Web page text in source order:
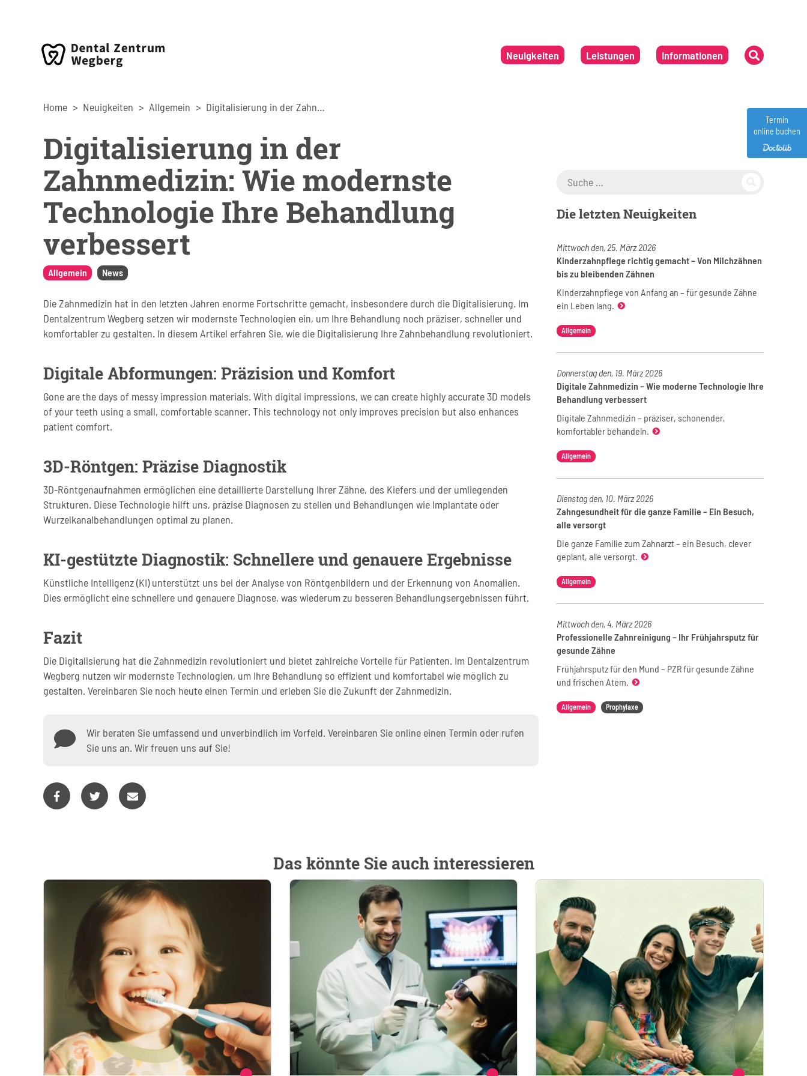
Neuigkeiten Leistungen Informationen
Home Neuigkeiten Allgemein Digitalisierung in der Zahnmedizin: Wie modernste Technologie Ihre Behandlung verbessert
Digitalisierung in der
Zahnmedizin: Wie modernste
Technologie Ihre Behandlung
verbessert
Allgemein News
Die Zahnmedizin hat in den letzten Jahren enorme Fortschritte gemacht, insbesondere durch die Digitalisierung. Im
Dentalzentrum Wegberg setzen wir modernste Technologien ein, um Ihre Behandlung noch präziser, schneller und
komfortabler zu gestalten. In diesem Artikel erfahren Sie, wie die Digitalisierung Ihre Zahnbehandlung revolutioniert.
Digitale Abformungen: Präzision und Komfort
Gone are the days of messy impression materials. With digital impressions, we can create highly accurate 3D models
of your teeth using a small, comfortable scanner. This technology not only improves precision but also enhances
patient comfort.
3D-Röntgen: Präzise Diagnostik
3D-Röntgenaufnahmen ermöglichen eine detaillierte Darstellung Ihrer Zähne, des Kiefers und der umliegenden
Strukturen. Diese Technologie hilft uns, präzise Diagnosen zu stellen und Behandlungen wie Implantate oder
Wurzelkanalbehandlungen optimal zu planen.
KI-gestützte Diagnostik: Schnellere und genauere Ergebnisse
Künstliche Intelligenz (KI) unterstützt uns bei der Analyse von Röntgenbildern und der Erkennung von Anomalien.
Dies ermöglicht eine schnellere und genauere Diagnose, was wiederum zu besseren Behandlungsergebnissen führt.
Fazit
Die Digitalisierung hat die Zahnmedizin revolutioniert und bietet zahlreiche Vorteile für Patienten. Im Dentalzentrum
Wegberg nutzen wir modernste Technologien, um Ihre Behandlung so effizient und komfortabel wie möglich zu
gestalten. Vereinbaren Sie noch heute einen Termin und erleben Sie die Zukunft der Zahnmedizin.
Wir beraten Sie umfassend und unverbindlich im Vorfeld. Vereinbaren Sie online einen Termin oder rufen
Sie uns an. Wir freuen uns auf Sie!
Suche nach:
Die letzten Neuigkeiten
Mittwoch den, 25. März 2026
Kinderzahnpflege richtig gemacht – Von Milchzähnen
bis zu bleibenden Zähnen
Kinderzahnpflege von Anfang an – für gesunde Zähne
ein Leben lang.
Allgemein
Donnerstag den, 19. März 2026
Digitale Zahnmedizin – Wie moderne Technologie Ihre
Behandlung verbessert
Digitale Zahnmedizin – präziser, schonender,
komfortabler behandeln.
Allgemein
Dienstag den, 10. März 2026
Zahngesundheit für die ganze Familie – Ein Besuch,
alle versorgt
Die ganze Familie zum Zahnarzt – ein Besuch, clever
geplant, alle versorgt.
Allgemein
Mittwoch den, 4. März 2026
Professionelle Zahnreinigung – Ihr Frühjahrsputz für
gesunde Zähne
Frühjahrsputz für den Mund – PZR für gesunde Zähne
und frischen Atem.
Allgemein Prophylaxe
Das könnte Sie auch interessieren
Termin
online buchen